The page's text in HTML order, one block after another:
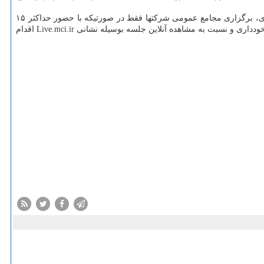
با توجه به ابلاغیه مورخ ۲۶/۱۲/۱۳۹۸ سازمان بورس و اوراق بهادار با موضوع مصوبه ستاد ملی مبارزه با بیماری کرونا که در آن مقرر شده تا اطلاع ثانوی، برگزاری مجامع عمومی شرکتها فقط در صورتیکه با حضور حداکثر ۱۵
نفر شخص حقیقی یا حقوقی برگزار شود، امکانپذیر است؛ پس همراه اول بمنظور رعایت مصوبه مذکور به سهامداران سفارش کرده از حضور در مجمع خودداری و نسبت به مشاهده آنلاین جلسه بوسیله نشانی Live.mci.ir اقدام